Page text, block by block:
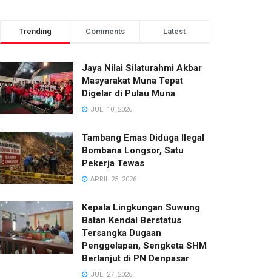
Trending Comments Latest
Jaya Nilai Silaturahmi Akbar
Masyarakat Muna Tepat
Digelar di Pulau Muna
JULI 10, 2026
Tambang Emas Diduga Ilegal
Bombana Longsor, Satu
Pekerja Tewas
APRIL 25, 2026
Kepala Lingkungan Suwung
Batan Kendal Berstatus
Tersangka Dugaan
Penggelapan, Sengketa SHM
Berlanjut di PN Denpasar
JULI 27, 2026